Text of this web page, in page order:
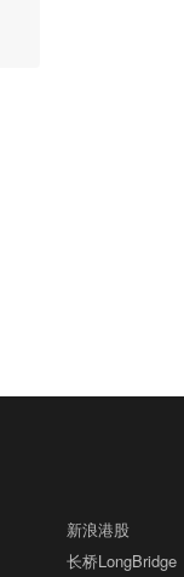
新浪港股
长桥LongBridge